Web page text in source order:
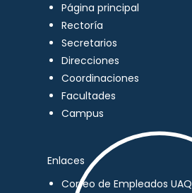
Página principal
Rectoría
Secretarios
Direcciones
Coordinaciones
Facultades
Campus
Enlaces
Correo de Empleados UAQ